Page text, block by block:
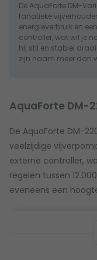
De AquaForte DM-
fanatieke
energieverbruik en
controller, wat wil je
hij stil en stabiel
zijn naam meer dan
AquaForte DM-
De AquaForte DM-
veelzijdige
externe controller,
regelen tussen
eveneens een